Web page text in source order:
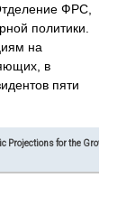
ФРС,
политики.
на
в
пяти